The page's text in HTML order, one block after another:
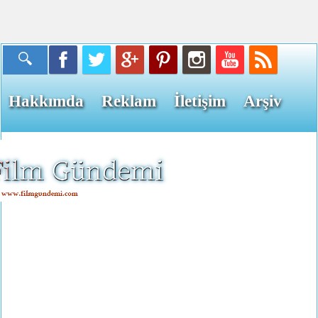
Hakkımda Reklam İletişim Arşiv